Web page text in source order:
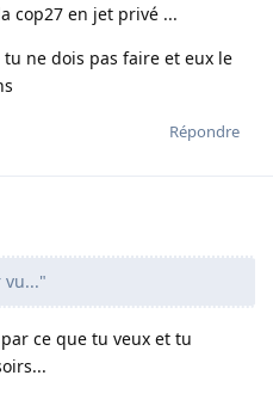
cop27 en jet privé ...
ne dois pas faire et eux le
Répondre
ce que tu veux et tu